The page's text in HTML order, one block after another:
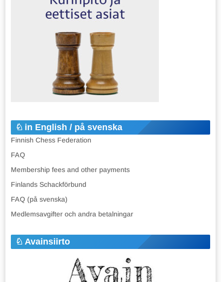
in English / på svenska
Finnish Chess Federation
FAQ
Membership fees and other payments
Finlands Schackförbund
FAQ (på svenska)
Medlemsavgifter och andra betalningar
Avainsiirto